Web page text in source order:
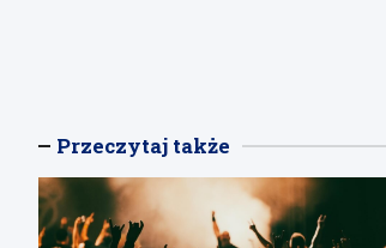
Przeczytaj także